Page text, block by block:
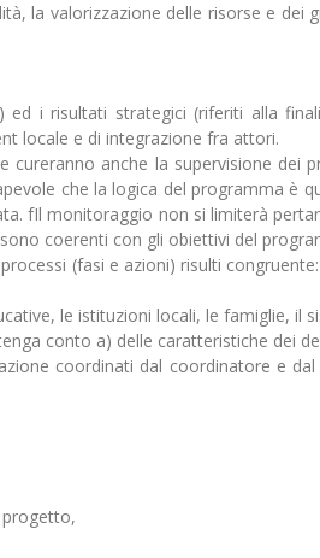
la valorizzazione delle risorse e dei
i risultati strategici (riferiti alla
locale e di integrazione fra attori.
anche la supervisione dei
che la logica del programma è
fIl monitoraggio non si limiterà
coerenti con gli obiettivi del
(fasi e azioni) risulti
le istituzioni locali, le famiglie, il
conto a) delle caratteristiche dei
coordinati dal coordinatore e